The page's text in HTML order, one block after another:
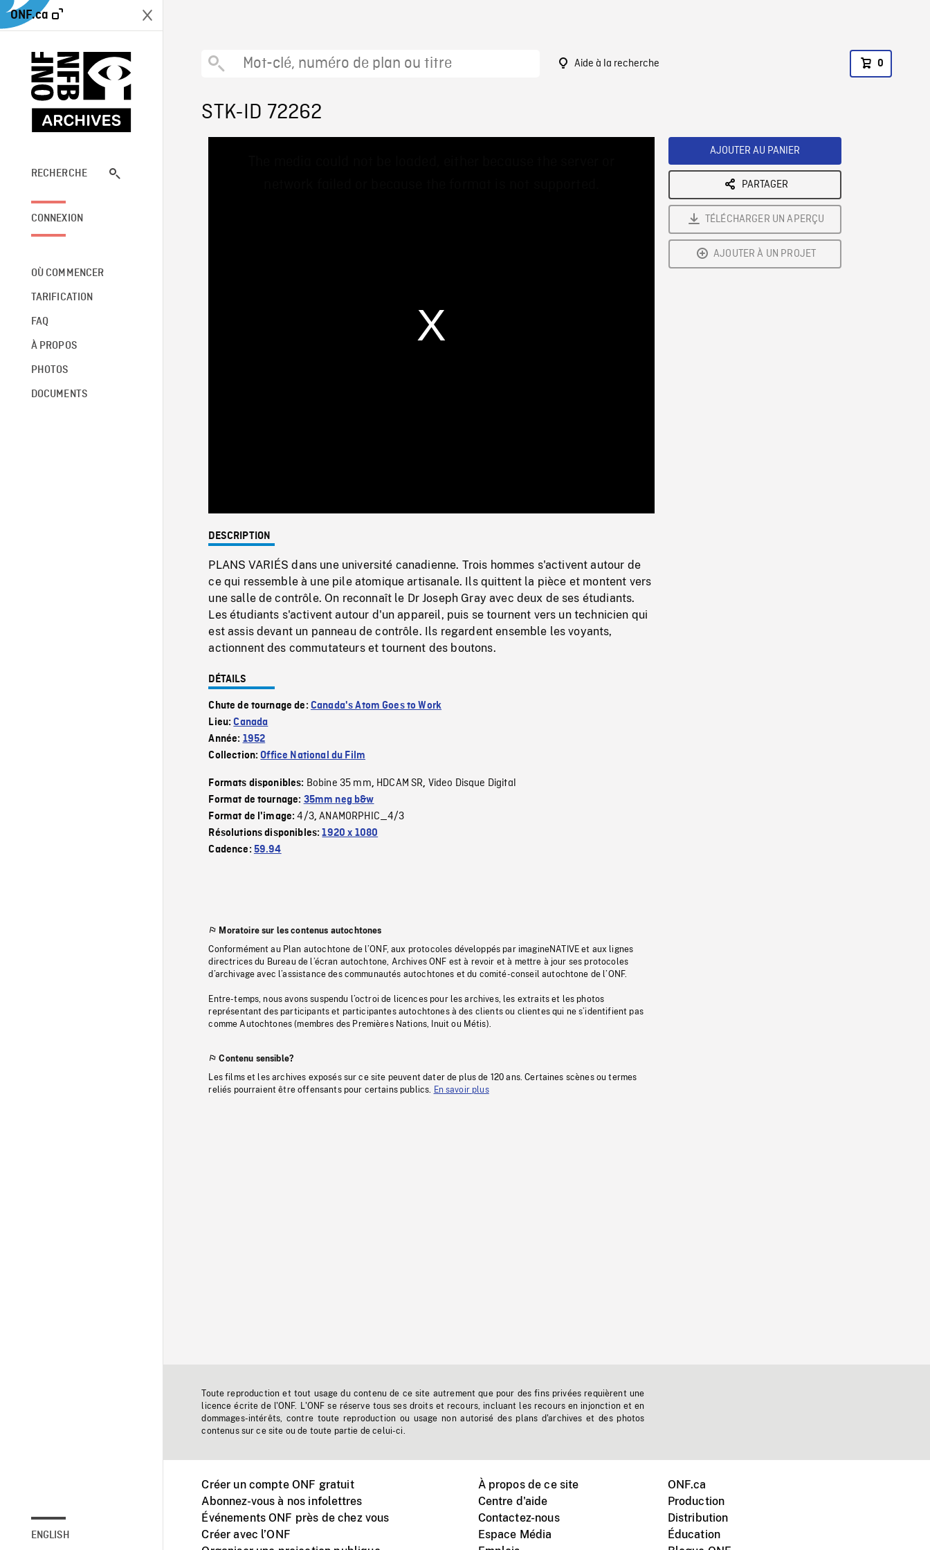
ONF.ca
RECHERCHE
CONNEXION
OÙ COMMENCER
TARIFICATION
FAQ
À PROPOS
PHOTOS
DOCUMENTS
ENGLISH
Aide à la recherche 0
STK-ID 72262
0%
Rate
DESCRIPTION
PLANS VARIÉS dans une université canadienne. Trois hommes s'activent autour de
ce qui ressemble à une pile atomique artisanale. Ils quittent la pièce et montent vers
une salle de contrôle. On reconnaît le Dr Joseph Gray avec deux de ses étudiants.
Les étudiants s'activent autour d'un appareil, puis se tournent vers un technicien qui
est assis devant un panneau de contrôle. Ils regardent ensemble les voyants,
actionnent des commutateurs et tournent des boutons.
DÉTAILS
Chute de tournage de: Canada's Atom Goes to Work
Lieu:Canada
Année: 1952
Collection:Office National du Film
Formats disponibles: Bobine 35 mm, HDCAM SR, Video Disque Digital
Format de tournage: 35mm neg b&w
Format de l'image:4/3,ANAMORPHIC_4/3
Résolutions disponibles:1920 x 1080
Cadence: 59.94
Moratoire sur les contenus autochtones
Conformément au Plan autochtone de l’ONF, aux protocoles développés par imagineNATIVE et aux lignes
directrices du Bureau de l’écran autochtone, Archives ONF est à revoir et à mettre à jour ses protocoles
d’archivage avec l’assistance des communautés autochtones et du comité-conseil autochtone de l’ONF.
Entre-temps, nous avons suspendu l’octroi de licences pour les archives, les extraits et les photos
représentant des participants et participantes autochtones à des clients ou clientes qui ne s’identifient pas
comme Autochtones (membres des Premières Nations, Inuit ou Métis).
Contenu sensible?
Les films et les archives exposés sur ce site peuvent dater de plus de 120 ans. Certaines scènes ou termes
reliés pourraient être offensants pour certains publics.
En savoir plus
AJOUTER AU PANIER
PARTAGER
TÉLÉCHARGER UN APERÇU
AJOUTER À UN PROJET
Toute reproduction et tout usage du contenu de ce site autrement que pour des fins privées requièrent une
licence écrite de l'ONF. L'ONF se réserve tous ses droits et recours, incluant les recours en injonction et en
dommages-intérêts, contre toute reproduction ou usage non autorisé des plans d'archives et des photos
contenus sur ce site ou de toute partie de celui-ci.
Créer un compte ONF gratuit
Abonnez-vous à nos infolettres
Événements ONF près de chez vous
Créer avec l’ONF
À propos de ce site
Centre d'aide
Contactez-nous
Espace Média
ONF.ca
Production
Distribution
Éducation